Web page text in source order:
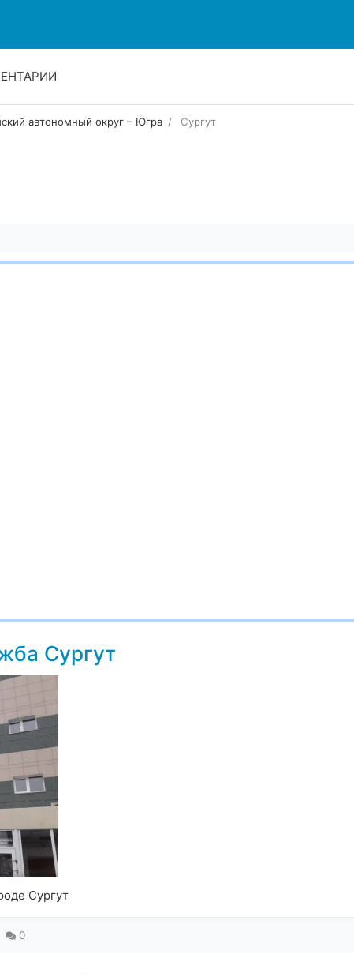
автономный округ – Югра Сургут
Сургут
Сургут
0